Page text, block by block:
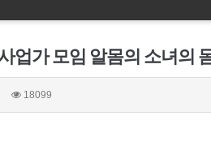
업가 모임 알몸의 소녀의
18099